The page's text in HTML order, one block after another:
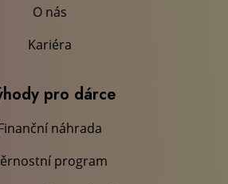
O nás
Kariéra
pro dárce
náhrada
program